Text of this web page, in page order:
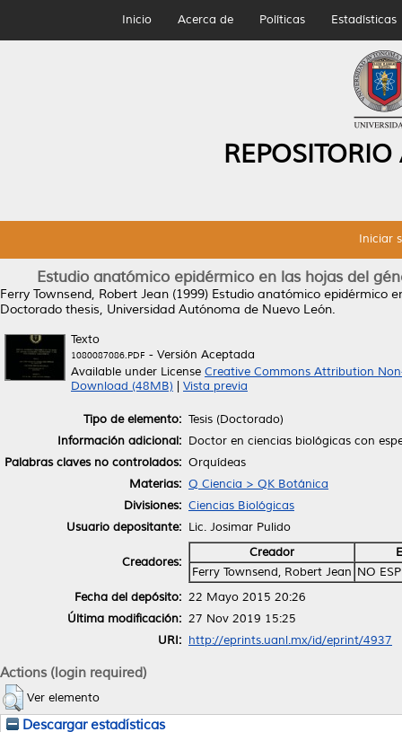
Inicio Acerca de Políticas Estadísticas
Iniciar
Estudio anatómico epidérmico en las hojas del
Ferry Townsend, Robert Jean (1999) Estudio anatómico epidérmico
Doctorado thesis, Universidad Autónoma de Nuevo León.
Texto
1080087086.PDF - Versión Aceptada
Available under License Creative Commons Attribution
Download (48MB)
Vista previa
Tipo de elemento: Tesis (Doctorado)
Información adicional: Doctor en ciencias biológicas con
Palabras claves no controlados: Orquídeas
Materias: Q Ciencia > QK Botánica
Divisiones: Ciencias Biológicas
Usuario depositante: Lic. Josimar Pulido
Creadores:
Creador
Ferry Townsend, Robert Jean NO
Fecha del depósito: 22 Mayo 2015 20:26
Última modificación: 27 Nov 2019 15:25
URI: http://eprints.uanl.mx/id/eprint/4937
Actions (login required)
Ver elemento
Descargar estadísticas